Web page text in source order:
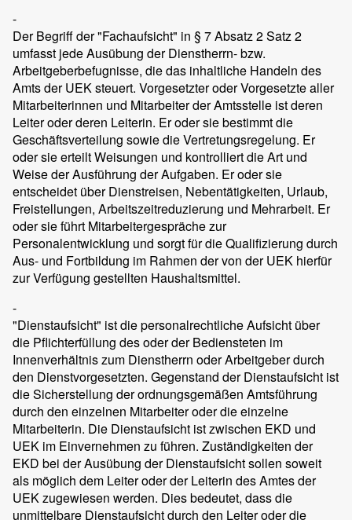
-
Der Begriff der "Fachaufsicht" in § 7 Absatz 2 Satz 2
umfasst jede Ausübung der Dienstherrn- bzw.
Arbeitgeberbefugnisse, die das inhaltliche Handeln des
Amts der UEK steuert. Vorgesetzter oder Vorgesetzte aller
Mitarbeiterinnen und Mitarbeiter der Amtsstelle ist deren
Leiter oder deren Leiterin. Er oder sie bestimmt die
Geschäftsverteilung sowie die Vertretungsregelung. Er
oder sie erteilt Weisungen und kontrolliert die Art und
Weise der Ausführung der Aufgaben. Er oder sie
entscheidet über Dienstreisen, Nebentätigkeiten, Urlaub,
Freistellungen, Arbeitszeitreduzierung und Mehrarbeit. Er
oder sie führt Mitarbeitergespräche zur
Personalentwicklung und sorgt für die Qualifizierung durch
Aus- und Fortbildung im Rahmen der von der UEK hierfür
zur Verfügung gestellten Haushaltsmittel.
-
"Dienstaufsicht" ist die personalrechtliche Aufsicht über
die Pflichterfüllung des oder der Bediensteten im
Innenverhältnis zum Dienstherrn oder Arbeitgeber durch
den Dienstvorgesetzten. Gegenstand der Dienstaufsicht ist
die Sicherstellung der ordnungsgemäßen Amtsführung
durch den einzelnen Mitarbeiter oder die einzelne
Mitarbeiterin. Die Dienstaufsicht ist zwischen EKD und
UEK im Einvernehmen zu führen. Zuständigkeiten der
EKD bei der Ausübung der Dienstaufsicht sollen soweit
als möglich dem Leiter oder der Leiterin des Amtes der
UEK zugewiesen werden. Dies bedeutet, dass die
unmittelbare Dienstaufsicht durch den Leiter oder die